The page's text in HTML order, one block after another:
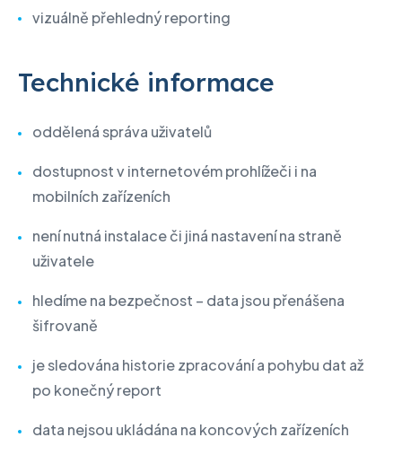
vizuálně přehledný reporting
Technické informace
oddělená správa uživatelů
dostupnost v internetovém prohlížeči i na
mobilních zařízeních
není nutná instalace či jiná nastavení na straně
uživatele
hledíme na bezpečnost – data jsou přenášena
šifrovaně
je sledována historie zpracování a pohybu dat až
po konečný report
data nejsou ukládána na koncových zařízeních